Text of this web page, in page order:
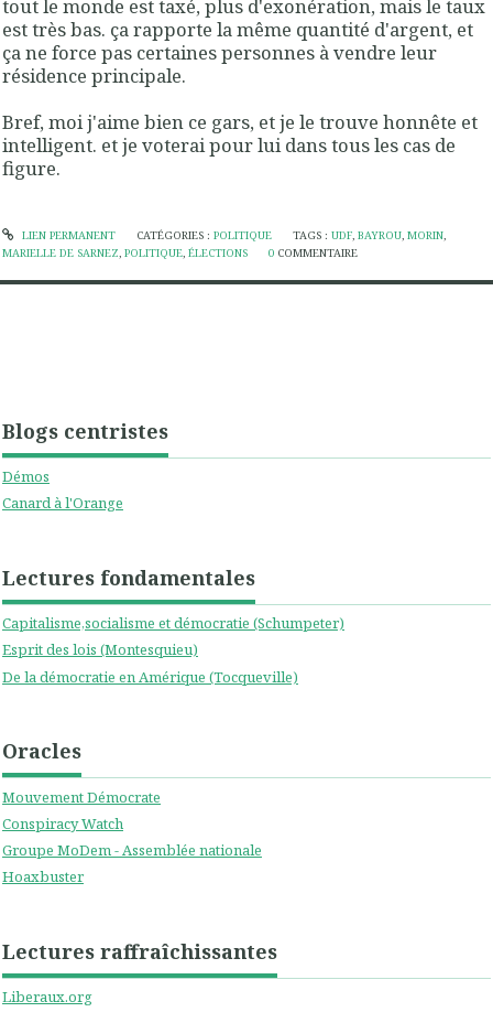
Blogs centristes
Démos
Canard à l'Orange
Lectures fondamentales
Capitalisme,socialisme et démocratie (Schumpeter)
Esprit des lois (Montesquieu)
De la démocratie en Amérique (Tocqueville)
Oracles
Mouvement Démocrate
Conspiracy Watch
Groupe MoDem - Assemblée nationale
Hoaxbuster
Lectures raffraîchissantes
Liberaux.org
tout le monde est taxé, plus d'exonération, mais le taux
est très bas. ça rapporte la même quantité d'argent, et
ça ne force pas certaines personnes à vendre leur
résidence principale.
Bref, moi j'aime bien ce gars, et je le trouve honnête et
intelligent. et je voterai pour lui dans tous les cas de
figure.
LIEN PERMANENT CATÉGORIES : POLITIQUE TAGS :UDF,BAYROU,MORIN,
MARIELLE DE SARNEZ, POLITIQUE, ÉLECTIONS 0 COMMENTAIRE